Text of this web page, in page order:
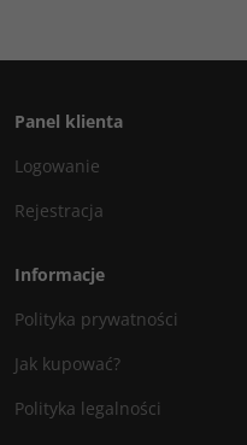
Panel klienta
Logowanie
Rejestracja
Informacje
Polityka prywatności
Jak kupować?
Polityka legalności